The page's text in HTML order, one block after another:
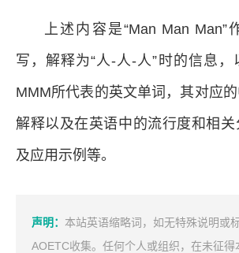
上述内容是“Man Man Man”
写，解释为“人-人-人”时的信息，
MMM所代表的英文单词，其对应
解释以及在英语中的流行度和相
及应用示例等。
声明： 本站英语缩略词，如无特殊说明或
AOETC收集。任何个人或组织，在未征得